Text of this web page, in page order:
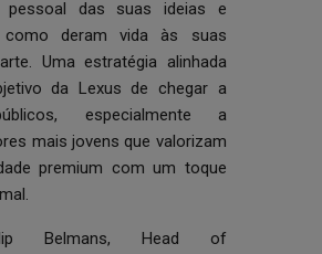
pessoal das suas ideias e
como deram vida às suas
Uma estratégia alinhada
da Lexus de chegar a
especialmente a
mais jovens que valorizam
premium com um toque
Belmans, Head of